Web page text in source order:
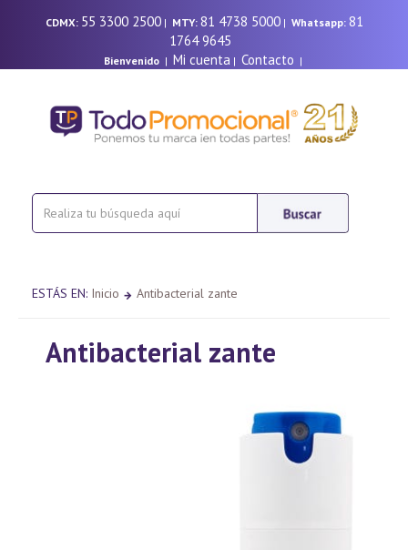
CDMX: 55 3300 2500| MTY: 81 4738 5000| Whatsapp: 81
1764 9645
Bienvenido| Mi cuenta | Contacto |
ESTÁS EN: Inicio Antibacterial zante
Antibacterial zante